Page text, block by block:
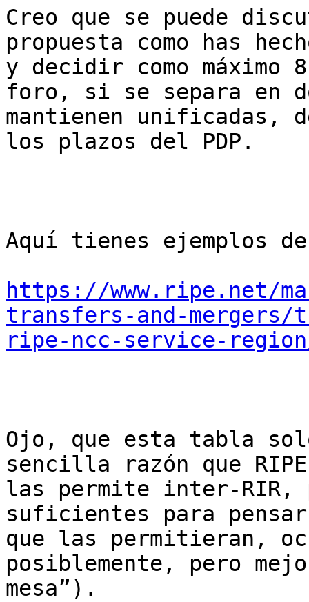
Creo que se puede
propuesta como has
y decidir como máximo
foro, si se separa en
mantienen unificadas,
los plazos del PDP.
Aquí tienes ejemplos
https://www.ripe.net/
transfers-and-
ripe-ncc-service-
Ojo, que esta tabla
sencilla razón que
las permite inter-RIR,
suficientes para
que las permitieran,
posiblemente, pero
mesa”).